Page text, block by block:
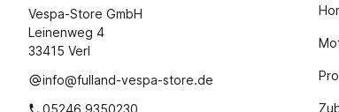
Vespa-Store GmbH
Leinenweg 4
33415 Verl
info@fulland-vespa-store.de
05246 9350230